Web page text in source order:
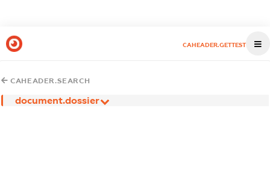
CAHEADER.GETTEST
CAHEADER.SEARCH
document.dossier